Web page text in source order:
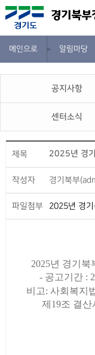
메인으로 알림마당
공지사항
센터소식
제목 2025년 경
작성자 경기북부
파일첨부 2025년 경
2025년 경기북
- 공고기간 :
비고: 사회복지
제 19조 결산